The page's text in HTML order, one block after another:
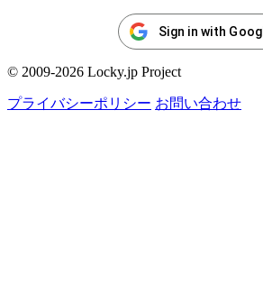
Sign in with
© 2009-2026 Locky.jp Project
プライバシーポリシー お問い合わせ